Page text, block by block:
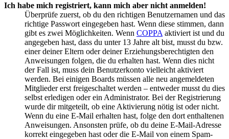
Ich habe mich registriert, kann mich aber nicht anmelden!
Überprüfe zuerst, ob du den richtigen Benutzernamen und das
richtige Passwort eingegeben hast. Wenn diese stimmen, dann
gibt es zwei Möglichkeiten. Wenn COPPA aktiviert ist und du
angegeben hast, dass du unter 13 Jahre alt bist, musst du bzw.
einer deiner Eltern oder deiner Erziehungsberechtigten den
Anweisungen folgen, die du erhalten hast. Wenn dies nicht
der Fall ist, muss dein Benutzerkonto vielleicht aktiviert
werden. Bei einigen Boards müssen alle neu angemeldeten
Mitglieder erst freigeschaltet werden – entweder musst du dies
selbst erledigen oder ein Administrator. Bei der Registrierung
wurde dir mitgeteilt, ob eine Aktivierung nötig ist oder nicht.
Wenn du eine E-Mail erhalten hast, folge den dort enthaltenen
Anweisungen. Ansonsten prüfe, ob du deine E-Mail-Adresse
korrekt eingegeben hast oder die E-Mail von einem Spam-